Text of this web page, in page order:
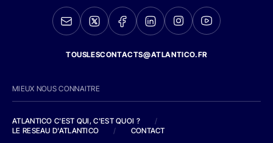
TOUSLESCONTACTS@ATLANTICO.FR
MIEUX NOUS CONNAITRE
ATLANTICO C'EST QUI, C'EST QUOI ?
/
LE RESEAU D'ATLANTICO
/ CONTACT